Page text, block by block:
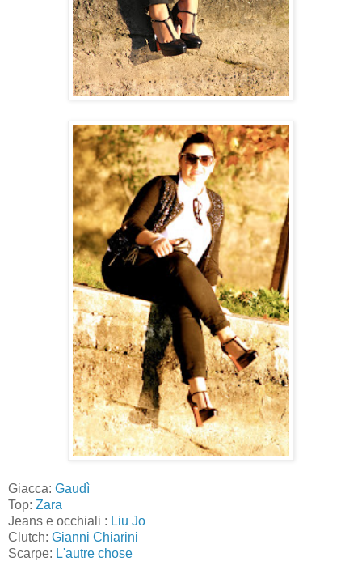
Giacca: Gaudì
Top: Zara
Jeans e occhiali : Liu Jo
Clutch: Gianni Chiarini
Scarpe: L'autre chose